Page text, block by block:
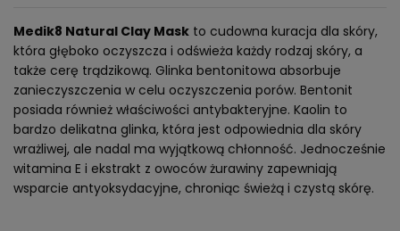
Medik8 Natural Clay Mask to cudowna kuracja dla skóry,
która głęboko oczyszcza i odświeża każdy rodzaj skóry, a
także cerę trądzikową. Glinka bentonitowa absorbuje
zanieczyszczenia w celu oczyszczenia porów. Bentonit
posiada również właściwości antybakteryjne. Kaolin to
bardzo delikatna glinka, która jest odpowiednia dla skóry
wrażliwej, ale nadal ma wyjątkową chłonność. Jednocześnie
witamina E i ekstrakt z owoców żurawiny zapewniają
wsparcie antyoksydacyjne, chroniąc świeżą i czystą skórę.